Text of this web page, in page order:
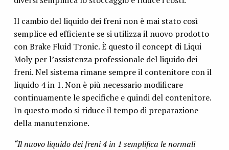
Il cambio del liquido dei freni non è mai stato così
semplice ed efficiente se si utilizza il nuovo prodotto
con Brake Fluid Tronic. È questo il concept di Liqui
Moly per l’assistenza professionale del liquido dei
freni. Nel sistema rimane sempre il contenitore con il
liquido 4 in 1. Non è più necessario modificare
continuamente le specifiche e quindi del contenitore.
In questo modo si riduce il tempo di preparazione
della manutenzione.
“Il nuovo liquido dei freni 4 in 1 semplifica le normali